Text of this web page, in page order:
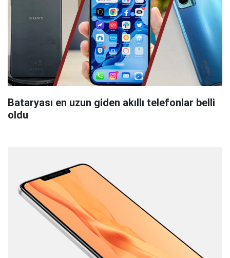
Bataryası en uzun giden akıllı telefonlar belli
oldu